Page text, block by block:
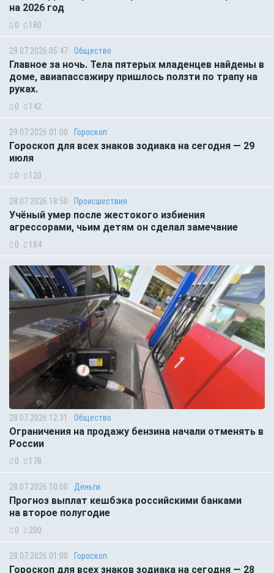
на 2026 год
0 180
29.07.2026 05:47 Общество
Главное за ночь. Тела пятерых младенцев найдены в
доме, авиапассажиру пришлось ползти по трапу на
руках.
0 142
29.07.2026 01:00 Гороскоп
Гороскоп для всех знаков зодиака на сегодня — 29
июля
0 120
28.07.2026 18:50 Происшествия
Учёный умер после жестокого избиения
агрессорами, чьим детям он сделал замечание
0 184
28.07.2026 12:31 Общество
Ограничения на продажу бензина начали отменять в
России
0 178
28.07.2026 10:00 Деньги
Прогноз выплат кешбэка российскими банками
на второе полугодие
0 200
28.07.2026 01:00 Гороскоп
Гороскоп для всех знаков зодиака на сегодня — 28